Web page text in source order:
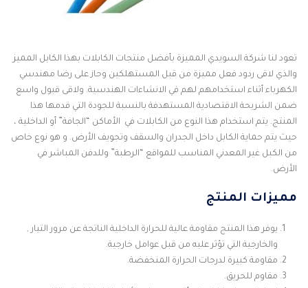
تعود لنا شركة السويدي المميزة بأفضل منتجات الكابلات بهذا الكابل المميز
والذي لاقى ردود فعل مميزة من قبل المستهلكين وحاز على رضا مهندسي
الكهرباء أثناء استخدامهم لهم في الانشاءات الهندسية. ولاقى قبول واسع
ضمن الشريحة الاقتصادية المستهدفة بالنسبة للجودة التي قدمها هذا
المنتج. يتم استخدام هذا النوع من الكابلات في الأماكن “الجافة” أو الداخلية ،
حيث يتم حماية الكابل داخل الجدران والسقف وتجويف الأرض. و هو نوع خاص
من الكبل غير المعدني المناسب للمواقع “الرطبة” وللدفن المباشر في
الأرض.
مميزات المنتج
يوفر هذا المنتج مقاومة عالية للحرارة الداخلية الناتجة عن مرور التيار ,
والخارجية التي تؤثر عليه من قبل عوامل خارجية.
مقاومة كبيرة لدرجات الحرارة المنخفضة.
مقاوم للحريق.